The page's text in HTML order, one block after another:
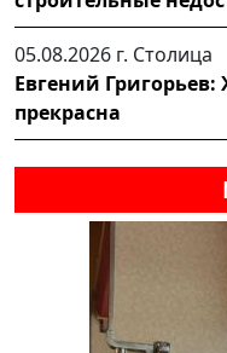
05.08.2026 г. Столица
Евгений
прекрасна